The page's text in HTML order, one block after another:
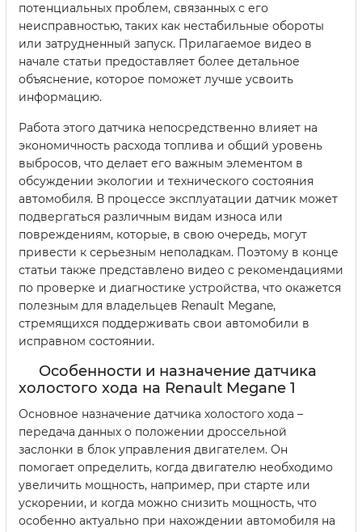
потенциальных проблем, связанных с его
неисправностью, таких как нестабильные обороты
или затрудненный запуск. Прилагаемое видео в
начале статьи предоставляет более детальное
объяснение, которое поможет лучше усвоить
информацию.
Работа этого датчика непосредственно влияет на
экономичность расхода топлива и общий уровень
выбросов, что делает его важным элементом в
обсуждении экологии и технического состояния
автомобиля. В процессе эксплуатации датчик может
подвергаться различным видам износа или
повреждениям, которые, в свою очередь, могут
привести к серьезным неполадкам. Поэтому в конце
статьи также представлено видео с рекомендациями
по проверке и диагностике устройства, что окажется
полезным для владельцев Renault Megane,
стремящихся поддерживать свои автомобили в
исправном состоянии.
Особенности и назначение датчика
холостого хода на Renault Megane 1
Основное назначение датчика холостого хода –
передача данных о положении дроссельной
заслонки в блок управления двигателем. Он
помогает определить, когда двигателю необходимо
увеличить мощность, например, при старте или
ускорении, и когда можно снизить мощность, что
особенно актуально при нахождении автомобиля на